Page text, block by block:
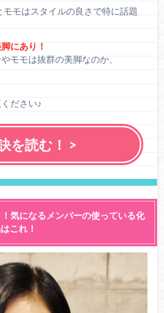
モはスタイルの良さで特に話題
にあり！
モモは抜群の美脚なのか、
ださい♪
を読む！ >
気になるメンバーの使っている化
これ！